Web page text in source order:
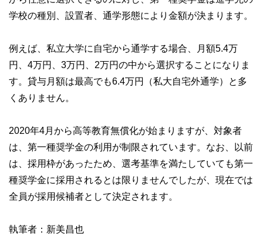
学校の種別、設置者、通学形態により金額が決まります。
例えば、私立大学に自宅から通学する場合、月額5.4万
円、4万円、3万円、2万円の中から選択することになりま
す。貸与月額は最高でも6.4万円（私大自宅外通学）と多
くありません。
2020年4月から高等教育無償化が始まりますが、対象者
は、第一種奨学金の利用が制限されています。なお、以前
は、採用枠があったため、選考基準を満たしていても第一
種奨学金に採用されるとは限りませんでしたが、現在では
全員が採用候補者として決定されます。
執筆者：新美昌也